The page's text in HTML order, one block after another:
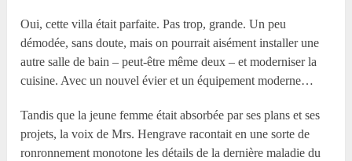
Oui, cette villa était parfaite. Pas trop, grande. Un peu
démodée, sans doute, mais on pourrait aisément installer une
autre salle de bain – peut-être même deux – et moderniser la
cuisine. Avec un nouvel évier et un équipement moderne…
Tandis que la jeune femme était absorbée par ses plans et ses
projets, la voix de Mrs. Hengrave racontait en une sorte de
ronronnement monotone les détails de la dernière maladie du